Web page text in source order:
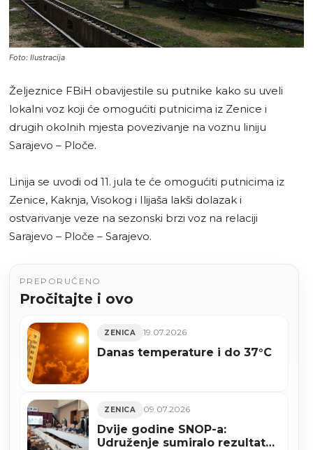
Foto: Ilustracija
Željeznice FBiH obavijestile su putnike kako su uveli
lokalni voz koji će omogućiti putnicima iz Zenice i
drugih okolnih mjesta povezivanje na voznu liniju
Sarajevo – Ploče.
Linija se uvodi od 11. jula te će omogućiti putnicima iz
Zenice, Kaknja, Visokog i Ilijaša lakši dolazak i
ostvarivanje veze na sezonski brzi voz na relaciji
Sarajevo – Ploče – Sarajevo.
PREPORUČENO
Pročitajte i ovo
ZENICA 19.07.2026
Danas temperature i do 37°C
ZENICA 09.07.2026
Dvije godine SNOP-a:
Udruženje sumiralo rezultate i